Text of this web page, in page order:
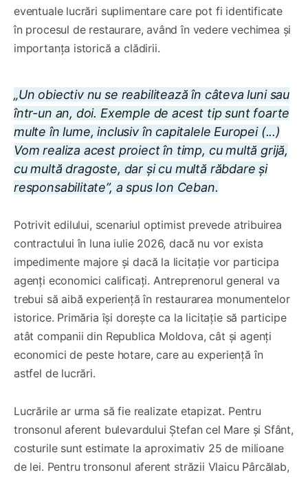
eventuale lucrări suplimentare care pot fi identificate
în procesul de restaurare, având în vedere vechimea și
importanța istorică a clădirii.
„Un obiectiv nu se reabilitează în câteva luni sau
într-un an, doi. Exemple de acest tip sunt foarte
multe în lume, inclusiv în capitalele Europei (...)
Vom realiza acest proiect în timp, cu multă grijă,
cu multă dragoste, dar și cu multă răbdare și
responsabilitate”, a spus Ion Ceban.
Potrivit edilului, scenariul optimist prevede atribuirea
contractului în luna iulie 2026, dacă nu vor exista
impedimente majore și dacă la licitație vor participa
agenți economici calificați. Antreprenorul general va
trebui să aibă experiență în restaurarea monumentelor
istorice. Primăria își dorește ca la licitație să participe
atât companii din Republica Moldova, cât și agenți
economici de peste hotare, care au experiență în
astfel de lucrări.
Lucrările ar urma să fie realizate etapizat. Pentru
tronsonul aferent bulevardului Ștefan cel Mare și Sfânt,
costurile sunt estimate la aproximativ 25 de milioane
de lei. Pentru tronsonul aferent străzii Vlaicu Pârcălab,